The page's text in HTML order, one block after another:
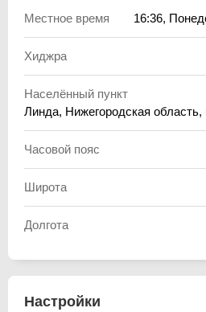
Местное время 16:36,
Хиджра
Населённый пункт
Линда, Нижегородская область,
Часовой пояс
Широта
Долгота
Настройки